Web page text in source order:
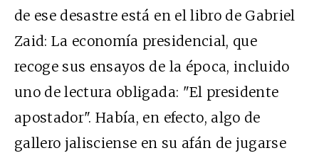
de ese desastre está en el libro de Gabriel
Zaid: La economía presidencial, que
recoge sus ensayos de la época, incluido
uno de lectura obligada: "El presidente
apostador". Había, en efecto, algo de
gallero jalisciense en su afán de jugarse